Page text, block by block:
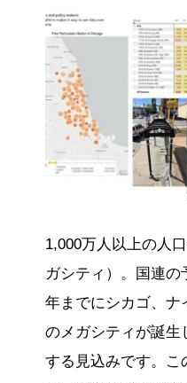
1,000万人以上の人
ガシティ）。国連の
年までにシカゴ、ナ
のメガシティが誕生
する見込みです。こ